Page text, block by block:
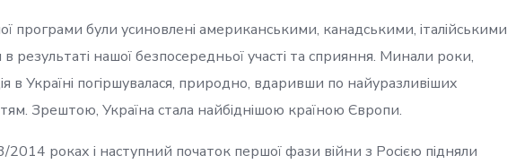
програми були усиновлені американськими, канадськими, італійськими
результаті нашої безпосередньої участі та сприяння. Минали роки,
в Україні погіршувалася, природно, вдаривши по найуразливіших
Зрештою, Україна стала найбіднішою країною Європи.
роках і наступний початок першої фази війни з Росією підняли